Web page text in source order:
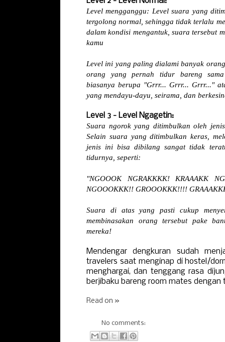
Level mengganggu: Level suara yang
tergolong normal, sehingga tidak terlalu
dalam kondisi mengantuk, suara tersebut
kamu
Level ini yang paling dialami banyak
orang yang pernah tidur bareng
biasanya berupa "Grrr... Grrr... Grrr..."
yang mendayu-dayu, seirama, dan
Level 3 - Level Ngagetin:
Suara ngorok yang ditimbulkan oleh
Selain suara yang ditimbulkan keras,
jenis ini bisa dibilang sangat tidak
tidurnya, seperti:
"NGOOOK NGRAKKKK! KRAAAKK
NGOOOKKK!! GROOOKKK!!!!
Suara di atas yang pasti cukup
membinasakan orang tersebut pake
mereka!
Mendengar dengkuran sudah
travelers saat menginap di hostel/
menghargai, dan tenggang rasa
berjibaku bareng room mates dengan
Read on »
No comments: